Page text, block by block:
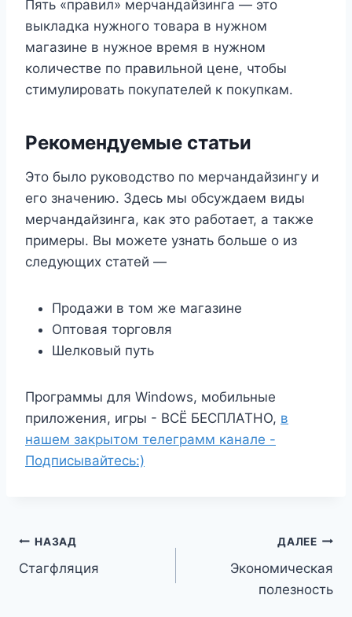
Пять «правил» мерчандайзинга — это
выкладка нужного товара в нужном
магазине в нужное время в нужном
количестве по правильной цене, чтобы
стимулировать покупателей к покупкам.
Рекомендуемые статьи
Это было руководство по мерчандайзингу и
его значению. Здесь мы обсуждаем виды
мерчандайзинга, как это работает, а также
примеры. Вы можете узнать больше о из
следующих статей —
Продажи в том же магазине
Оптовая торговля
Шелковый путь
Программы для Windows, мобильные
приложения, игры - ВСЁ БЕСПЛАТНО, в
нашем закрытом телеграмм канале -
Подписывайтесь:)
Навигация
по
НАЗАД
Стагфляция
ДАЛЕЕ
Экономическая
полезность